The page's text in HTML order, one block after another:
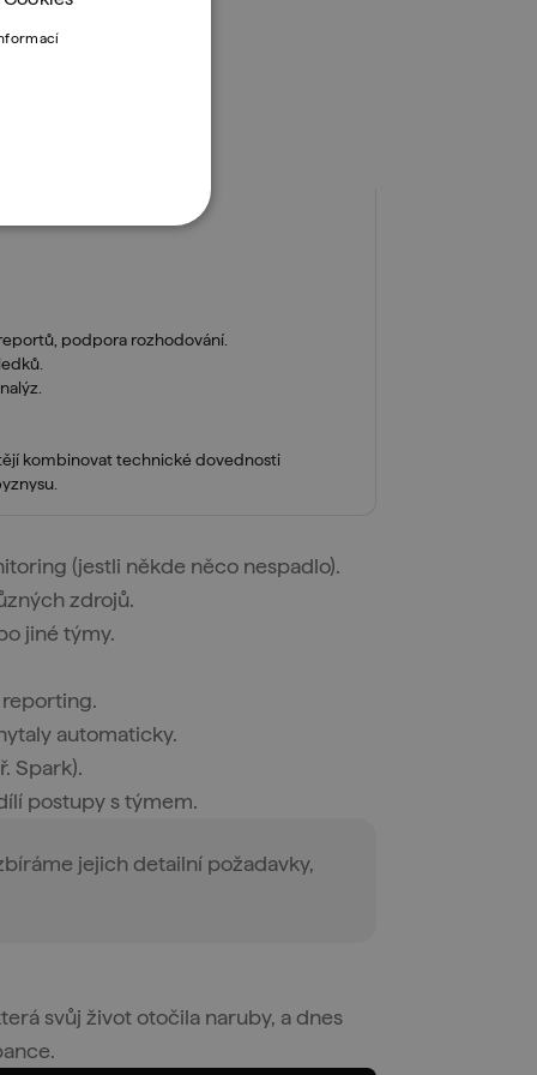
podpora rozhodování.
kombinovat technické dovednosti
(jestli někde něco nespadlo).
zdrojů.
jiné týmy.
reporting.
automaticky.
Spark).
postupy s týmem.
jejich detailní požadavky,
svůj život otočila naruby, a dnes